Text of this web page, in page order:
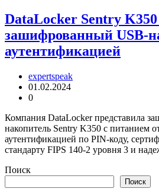
DataLocker Sentry
зашифрованный USB-
аутентификацией
expertspeak
01.02.2024
0
Компания DataLocker представила
накопитель Sentry K350 с питанием
аутентификацией по PIN-коду,
стандарту FIPS 140-2 уровня 3 и
Поиск
Поиск